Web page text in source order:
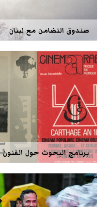
صندوق التضامن مع لبنان
برنامج البحوث حول الفنون